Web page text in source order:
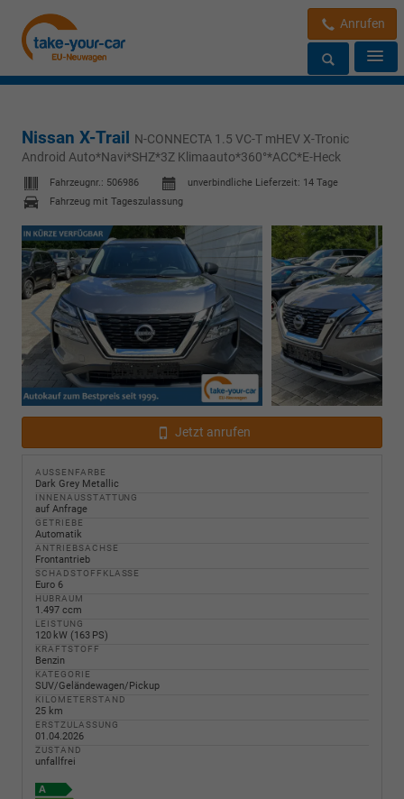
Anrufen
Nissan X-Trail N-CONNECTA 1.5 VC-T mHEV X-Tronic
Android Auto*Navi*SHZ*3Z Klimaauto*360°*ACC*E-Heck
Fahrzeugnr.: 506986 unverbindliche Lieferzeit: 14 Tage
Fahrzeug mit Tageszulassung
Jetzt anrufen
AUSSENFARBE
Dark Grey Metallic
INNENAUSSTATTUNG
auf Anfrage
GETRIEBE
Automatik
ANTRIEBSACHSE
Frontantrieb
SCHADSTOFFKLASSE
Euro 6
HUBRAUM
1.497 ccm
LEISTUNG
120 kW (163 PS)
KRAFTSTOFF
Benzin
KATEGORIE
SUV/Geländewagen/Pickup
KILOMETERSTAND
25 km
ERSTZULASSUNG
01.04.2026
ZUSTAND
unfallfrei